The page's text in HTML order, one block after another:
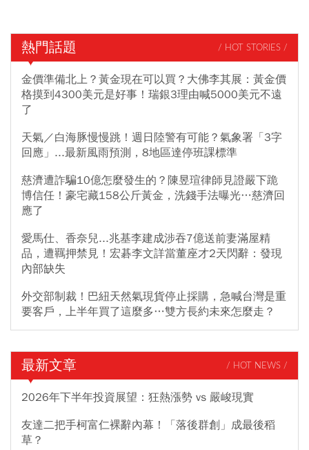
熱門話題 / HOT STORIES /
金價準備北上？黃金現在可以買？大佛李其展：黃金價
格摸到4300美元是好事！瑞銀3理由喊5000美元不遠
了
天氣／白海豚慢慢跳！週日陸警有可能？氣象署「3字
回應」...最新風雨預測，8地區達停班課標準
慈濟遭詐騙10億怎麼發生的？陳昱瑄律師見證嚴下跪
博信任！豪宅藏158公斤黃金，洗錢手法曝光…慈濟回
應了
愛馬仕、香奈兒...兆基李建成涉吞7億送前妻滿屋精
品，遭羈押禁見！宏碁李文詳當董座才2天閃辭：發現
內部缺失
外交部制裁！巴紐天然氣現貨停止採購，急喊台灣是重
要客戶，上半年買了這麼多…雙方長約未來怎麼走？
最新文章 / HOT NEWS /
2026年下半年投資展望：狂熱漲勢 vs 嚴峻現實
友達二把手柯富仁裸辭內幕！「落後群創」成最後稻
草？